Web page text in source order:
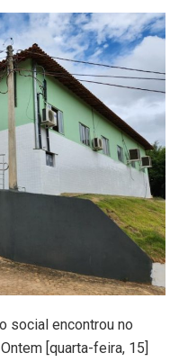
social encontrou no
[quarta-feira, 15]